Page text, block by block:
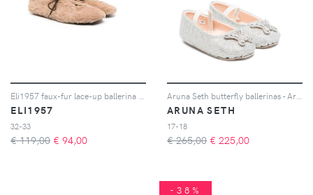
ELI1957
32-33
€ 119,00 € 94,00
ARUNA SETH
17-18
€ 265,00 € 225,00
-38%